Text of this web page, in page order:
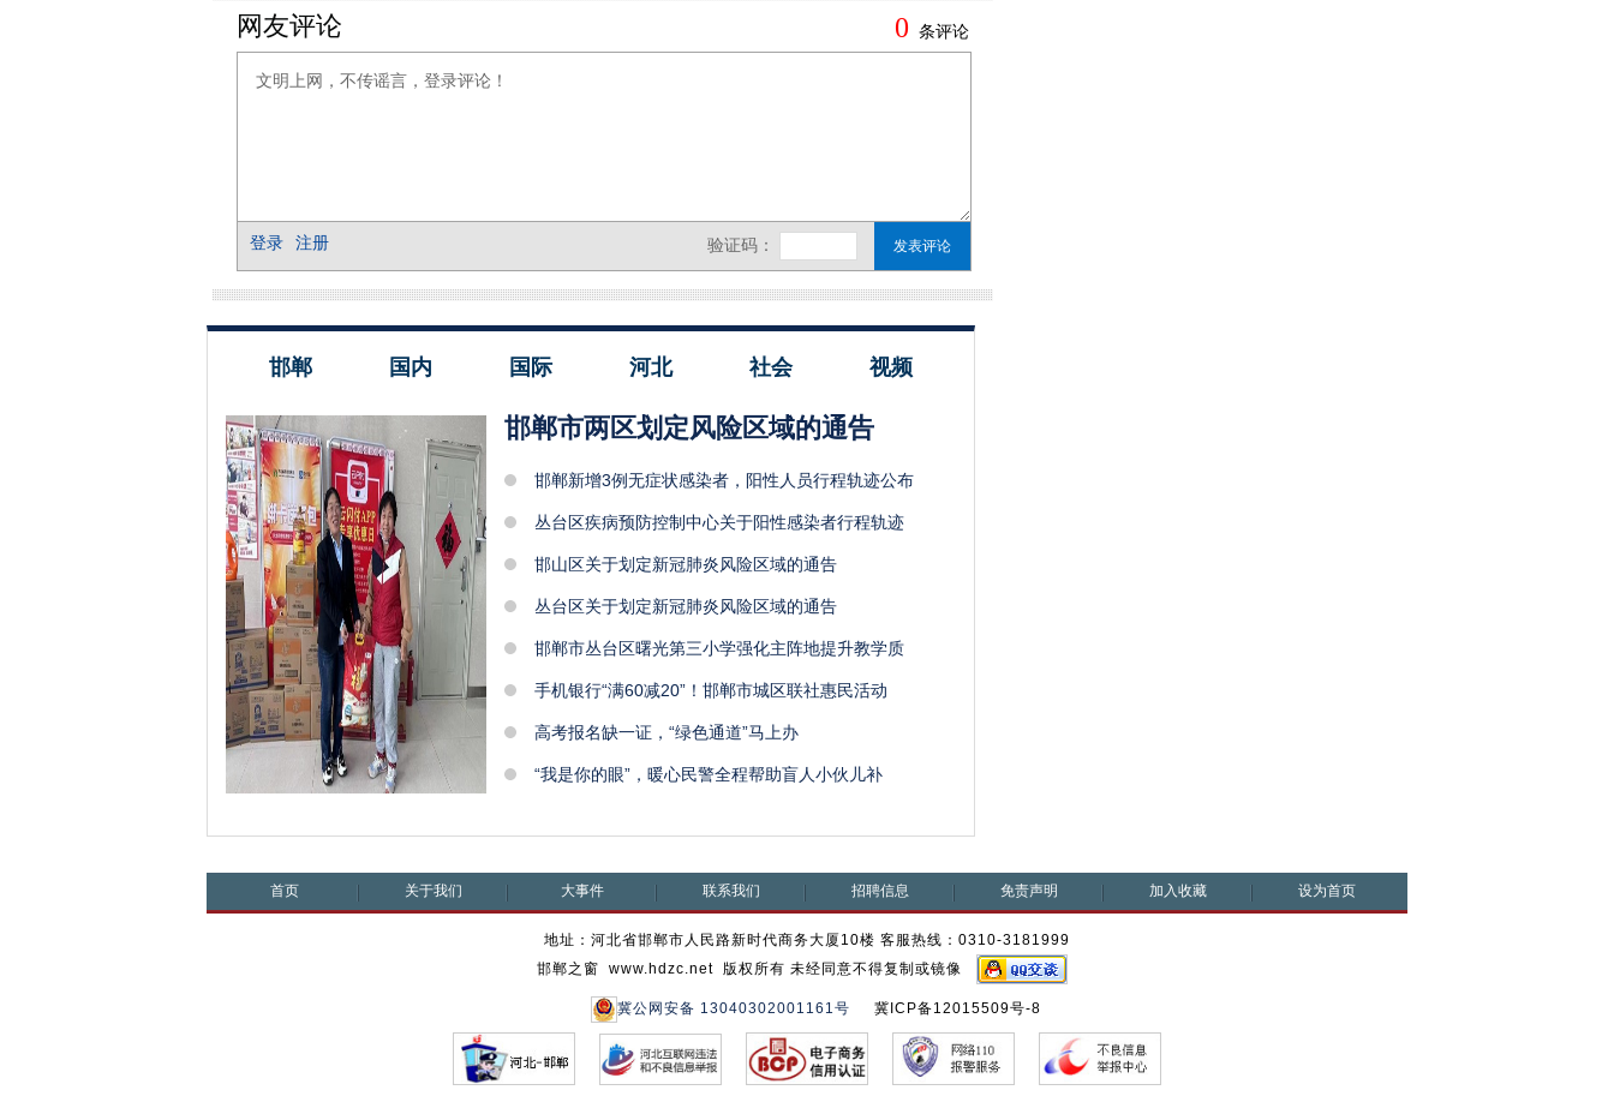
邯郸 国内 国际 河北 社会 视频
邯郸市两区划定风险区域的通告
邯郸新增3例无症状感染者，阳性人员行程轨迹公布
丛台区疾病预防控制中心关于阳性感染者行程轨迹
邯山区关于划定新冠肺炎风险区域的通告
丛台区关于划定新冠肺炎风险区域的通告
邯郸市丛台区曙光第三小学强化主阵地提升教学质
手机银行“满60减20”！邯郸市城区联社惠民活动
高考报名缺一证，“绿色通道”马上办
“我是你的眼”，暖心民警全程帮助盲人小伙儿补
首页 关于我们 大事件 联系我们 招聘信息 免责声明 加入收藏 设为首页
地址：河北省邯郸市人民路新时代商务大厦10楼 客服热线：0310-3181999
邯郸之窗 www.hdzc.net 版权所有 未经同意不得复制或镜像
冀公网安备 13040302001161号 冀ICP备12015509号-8